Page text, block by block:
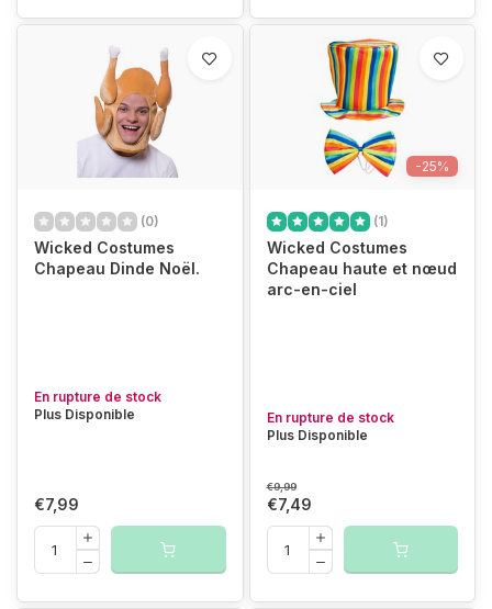
(0)
Wicked Costumes
Chapeau Dinde Noël.
En rupture de stock
Plus Disponible
€7,99
-25%
(1)
Wicked Costumes
Chapeau haute et nœud
arc-en-ciel
En rupture de stock
Plus Disponible
€9,99
€7,49